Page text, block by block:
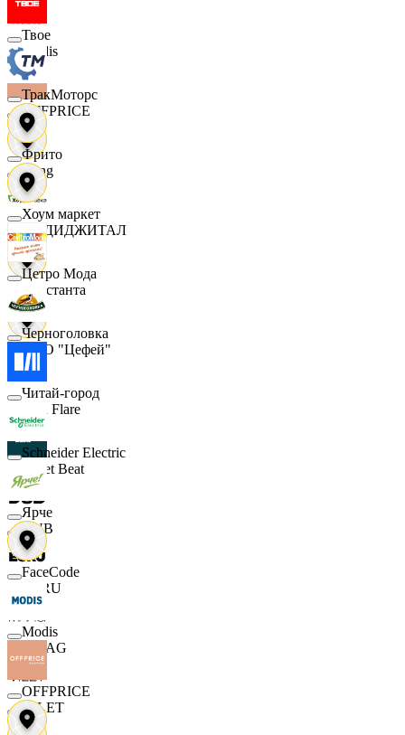
Modis
OFFPRICE
string
X5 ДИДЖИТАЛ
Константа
ООО "Цефей"
Finn Flare
Street Beat
DUB
ECRU
MAAG
VILET
Твое
ТракМоторс
Фрито
Хоум маркет
Цетро Мода
Черноголовка
Читай-город
Schneider Electric
Ярче
FaceCode
Modis
OFFPRICE